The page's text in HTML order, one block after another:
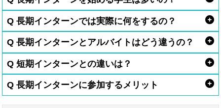
Q 長期インターンでは実際に何をするの？
Q 長期インターンとアルバイトはどう違うの？
Q 短期インターンとの違いは？
Q 長期インターンに参加するメリット